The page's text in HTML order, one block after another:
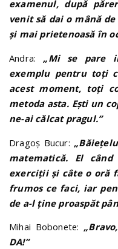
examenul, după
venit să dai o mână
și mai prietenoasă în
Andra: „Mi se pare
exemplu pentru toți
acest moment, toți
metoda asta. Ești un
ne-ai călcat pragul.”
Dragoș Bucur:
matematică. El
exerciții și câte o oră
frumos ce faci, iar
de a-l ține proaspăt
Mihai Bobonete:
DA!”